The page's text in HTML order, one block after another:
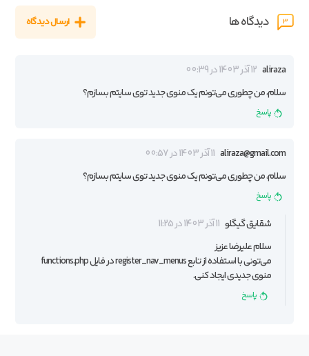
3 دیدگاه ها ارسال دیدگاه
aliraza 12 آذر 1403 در 00:39
سلام، من چطوری می‌تونم یک منوی جدید توی سایتم بسازم؟
پاسخ
aliraza@gmail.com 11 آذر 1403 در 00:57
سلام، من چطوری می‌تونم یک منوی جدید توی سایتم بسازم؟
پاسخ
شقایق گیگلو 11 آذر 1403 در 11:25
سلام علیرضا عزیز
می‌تونی با استفاده از تابع register_nav_menus در فایل functions.php
منوی جدیدی ایجاد کنی.
پاسخ